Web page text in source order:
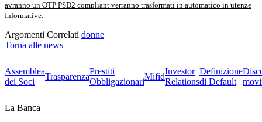
avranno un OTP PSD2 compliant verranno trasformati in automatico in utenze
Informative.
Argomenti Correlati donne
Torna alle news
Assemblea
dei Soci
Trasparenza
Prestiti
Obbligazionari
Mifid
Investor
Relations
Definizione
di Default
La Banca